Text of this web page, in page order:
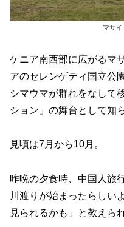
マサ
ケニア南西部に広がるマ
アのセレンゲティ国立公
シマウマが群れをなして
ション」の舞台として知
見頃は7月から10月。
昨晩の夕食時、中国人旅
川渡りが始まったらしい
見られるかも」と教えら